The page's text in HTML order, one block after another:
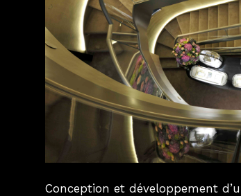
Conception et développement